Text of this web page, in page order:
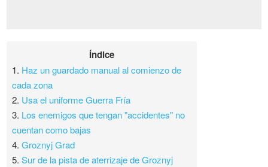
Índice
1. Haz un guardado manual al comienzo de
cada zona
2. Usa el uniforme Guerra Fría
3. Los enemigos que tengan "accidentes" no
cuentan como bajas
4.Groznyj Grad
5.Sur de la pista de aterrizaje de Groznyj